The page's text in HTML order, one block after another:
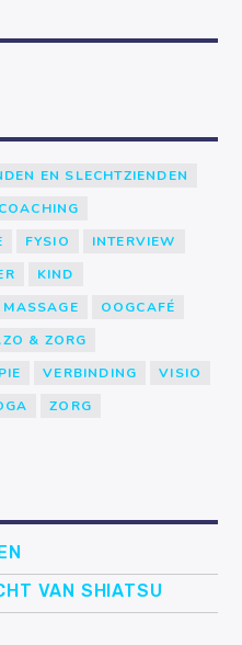
EN SLECHTZIENDEN
COACHING
FYSIO
INTERVIEW
KIND
MASSAGE
OOGCAFÉ
& ZORG
VERBINDING
VISIO
ZORG
VAN SHIATSU